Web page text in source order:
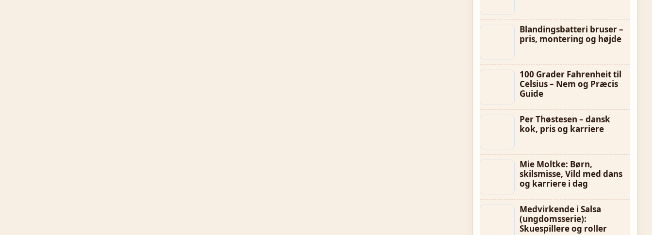
Blandingsbatteri bruser –
pris, montering og højde
100 Grader Fahrenheit til
Celsius – Nem og Præcis
Guide
Per Thøstesen – dansk
kok, pris og karriere
Mie Moltke: Børn,
skilsmisse, Vild med dans
og karriere i dag
Medvirkende i Salsa
(ungdomsserie):
Skuespillere og roller